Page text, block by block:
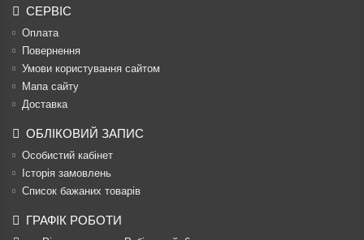
СЕРВІС
Оплата
Повернення
Умови користування сайтом
Мапа сайту
Доставка
ОБЛІКОВИЙ ЗАПИС
Особистий кабінет
Історія замовлень
Список бажаних товарів
ГРАФІК РОБОТИ